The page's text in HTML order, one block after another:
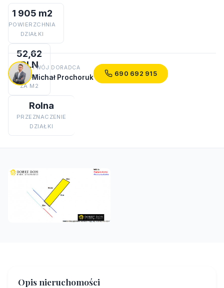
1 905 m2
POWIERZCHNIA
DZIAŁKI
52,62
PLN
CENA
ZA M2
Rolna
PRZEZNACZENIE
DZIAŁKI
TWÓJ DORADCA
Michał Prochoruk 690 692 915
Opis nieruchomości